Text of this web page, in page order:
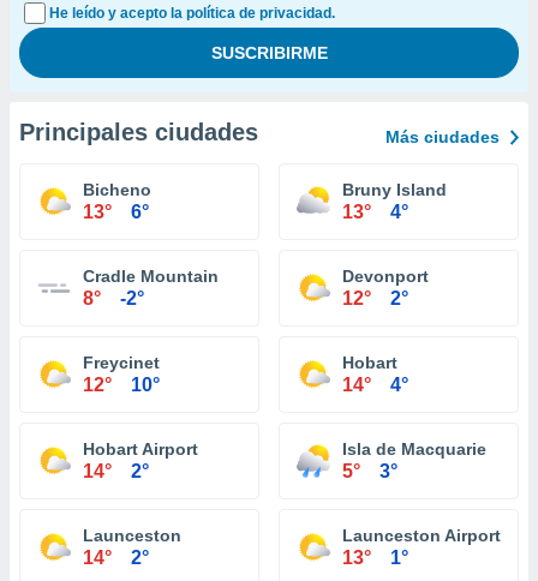
He leído y acepto la política de privacidad.
Principales ciudades Más ciudades
Bicheno
13° 6°
Bruny Island
13° 4°
Cradle Mountain
8° -2°
Devonport
12° 2°
Freycinet
12° 10°
Hobart
14° 4°
Hobart Airport
14° 2°
Isla de Macquarie
5° 3°
Launceston
14° 2°
Launceston Airport
13° 1°